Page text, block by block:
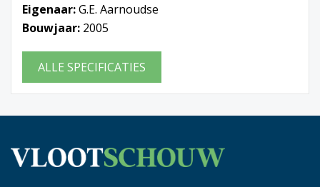
Eigenaar:G.E. Aarnoudse
Bouwjaar: 2005
ALLE SPECIFICATIES